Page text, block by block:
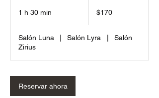
1 h 30 min
0
m
n
mexicanos
$170
Salón Luna | Salón Lyra |
Salón
Zirius
Reservar ahora